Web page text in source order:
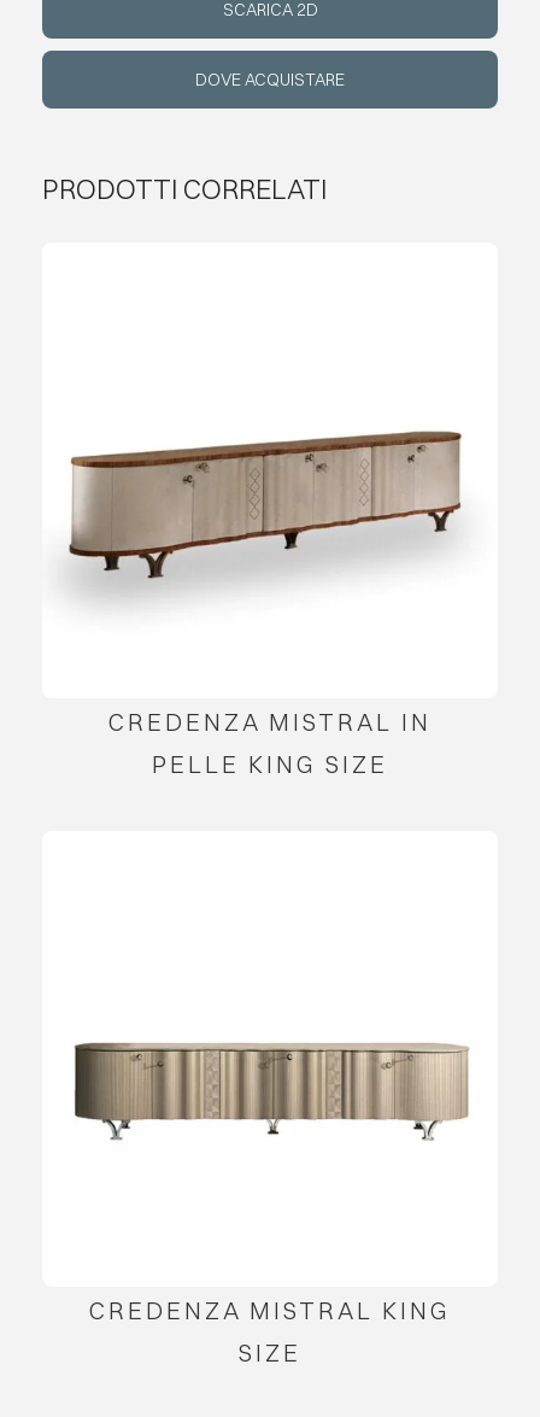
SCARICA 2D
DOVE ACQUISTARE
PRODOTTI CORRELATI
CREDENZA MISTRAL IN
PELLE KING SIZE
CREDENZA MISTRAL KING
SIZE